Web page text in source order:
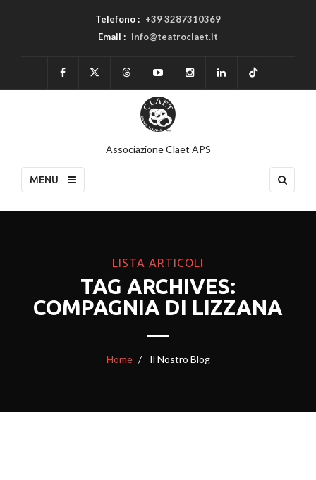
Telefono : +39 3287310369
Email : info@teatroclaet.it
Associazione Claet APS
MENU
LISTA ARTICOLI
TAG ARCHIVES:
COMPAGNIA DI LIZZANA
Home Il Nostro Blog